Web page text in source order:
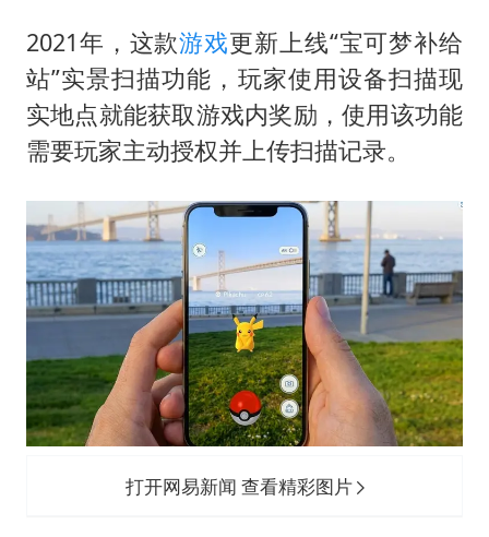
2021年，这款游戏更新上线“宝可梦补给
站”实景扫描功能，玩家使用设备扫描现
实地点就能获取游戏内奖励，使用该功能
需要玩家主动授权并上传扫描记录。
打开网易新闻 查看精彩图片